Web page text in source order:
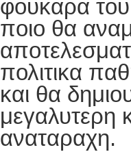
φουκαρα
ποιο θα
πολιτικα
και θα
μεγαλυτερη
αναταραχη.